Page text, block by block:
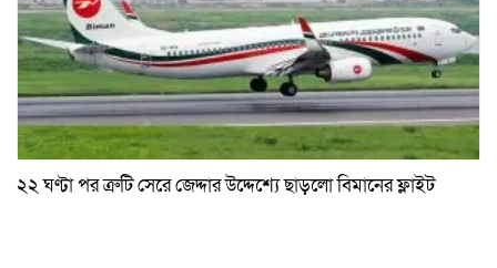
২২ ঘণ্টা পর ত্রুটি সেরে জেদ্দার উদ্দেশ্যে ছাড়লো বিমানের ফ্লাইট